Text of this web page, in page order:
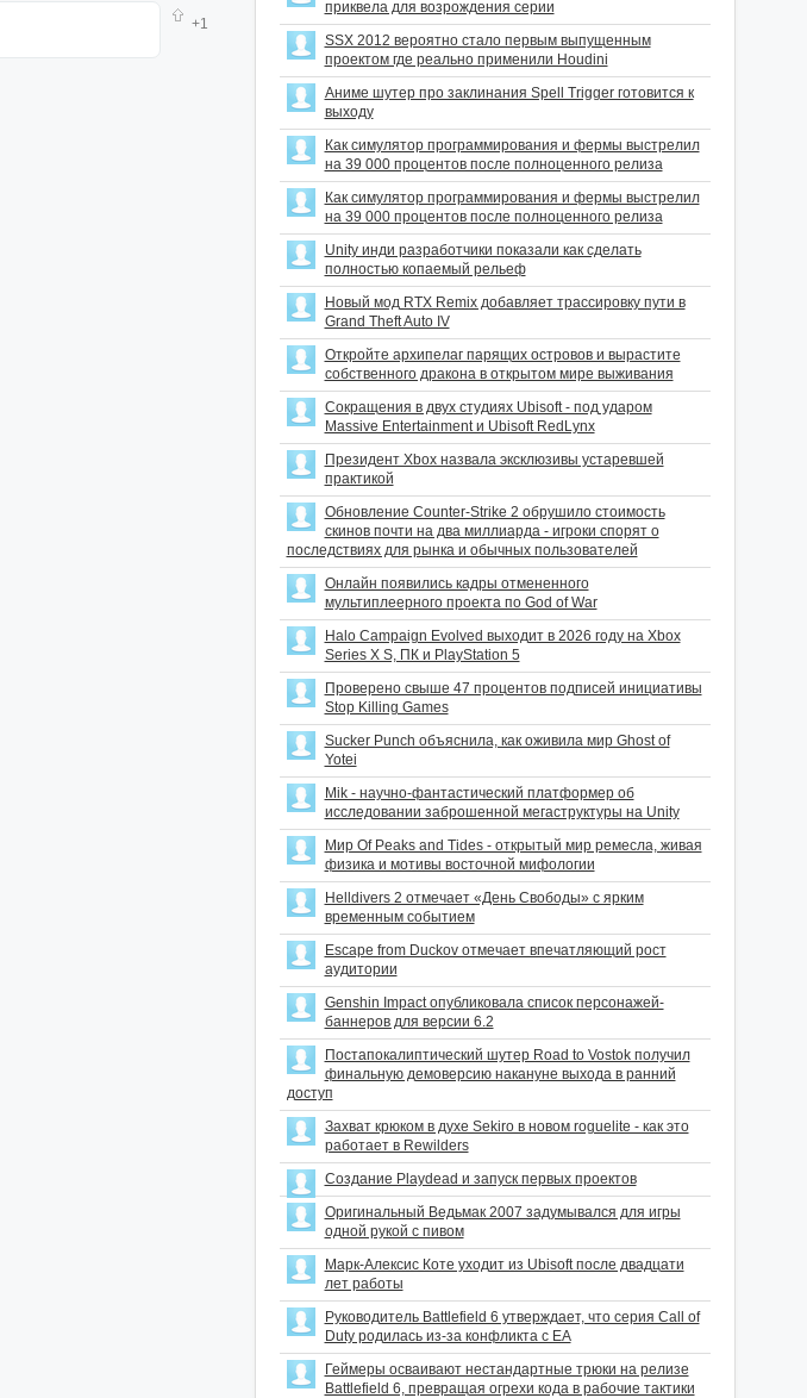
+1
приквела для возрождения серии
SSX 2012 вероятно стало первым выпущенным
проектом где реально применили Houdini
Аниме шутер про заклинания Spell Trigger готовится к
выходу
Как симулятор программирования и фермы выстрелил
на 39 000 процентов после полноценного релиза
Как симулятор программирования и фермы выстрелил
на 39 000 процентов после полноценного релиза
Unity инди разработчики показали как сделать
полностью копаемый рельеф
Новый мод RTX Remix добавляет трассировку пути в
Grand Theft Auto IV
Откройте архипелаг парящих островов и вырастите
собственного дракона в открытом мире выживания
Сокращения в двух студиях Ubisoft - под ударом
Massive Entertainment и Ubisoft RedLynx
Президент Xbox назвала эксклюзивы устаревшей
практикой
Обновление Counter-Strike 2 обрушило стоимость
скинов почти на два миллиарда - игроки спорят о
последствиях для рынка и обычных пользователей
Онлайн появились кадры отмененного
мультиплеерного проекта по God of War
Halo Campaign Evolved выходит в 2026 году на Xbox
Series X S, ПК и PlayStation 5
Проверено свыше 47 процентов подписей инициативы
Stop Killing Games
Sucker Punch объяснила, как оживила мир Ghost of
Yotei
Mik - научно-фантастический платформер об
исследовании заброшенной мегаструктуры на Unity
Мир Of Peaks and Tides - открытый мир ремесла, живая
физика и мотивы восточной мифологии
Helldivers 2 отмечает «День Свободы» с ярким
временным событием
Escape from Duckov отмечает впечатляющий рост
аудитории
Genshin Impact опубликовала список персонажей-
баннеров для версии 6.2
Постапокалиптический шутер Road to Vostok получил
финальную демоверсию накануне выхода в ранний
доступ
Захват крюком в духе Sekiro в новом roguelite - как это
работает в Rewilders
Создание Playdead и запуск первых проектов
Оригинальный Ведьмак 2007 задумывался для игры
одной рукой с пивом
Марк-Алексис Коте уходит из Ubisoft после двадцати
лет работы
Руководитель Battlefield 6 утверждает, что серия Call of
Duty родилась из-за конфликта с EA
Геймеры осваивают нестандартные трюки на релизе
Battlefield 6, превращая огрехи кода в рабочие тактики